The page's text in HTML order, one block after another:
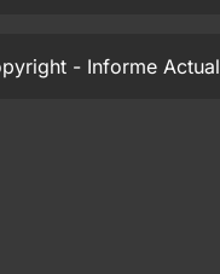
- Informe Actual